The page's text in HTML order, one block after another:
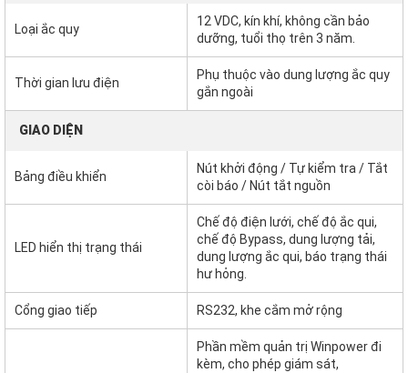
Loại ắc quy
12 VDC, kín khí, không cần bảo
dưỡng, tuổi thọ trên 3 năm.
Thời gian lưu điện
Phụ thuộc vào dung lượng ắc quy
gắn ngoài
GIAO DIỆN
Bảng điều khiển
Nút khởi động / Tự kiểm tra / Tắt
còi báo / Nút tắt nguồn
LED hiển thị trạng thái
Chế độ điện lưới, chế độ ắc qui,
chế độ Bypass, dung lượng tải,
dung lượng ắc qui, báo trạng thái
hư hỏng.
Cổng giao tiếp RS232, khe cắm mở rộng
Phần mềm quản trị Winpower đi
kèm, cho phép giám sát,